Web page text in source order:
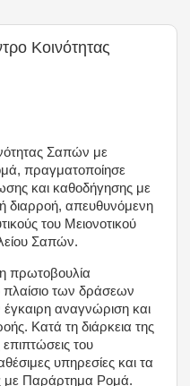
Κοινότητας
Σαπών με
πραγματοποίησε
και καθοδήγησης με
διαρροή, απευθυνόμενη
του Μειονοτικού
Σαπών.
πρωτοβουλία
πλαίσιο των δράσεων
έγκαιρη αναγνώριση και
Κατά τη διάρκεια της
επιπτώσεις του
υπηρεσίες και τα
με Παράρτημα Ρομά.